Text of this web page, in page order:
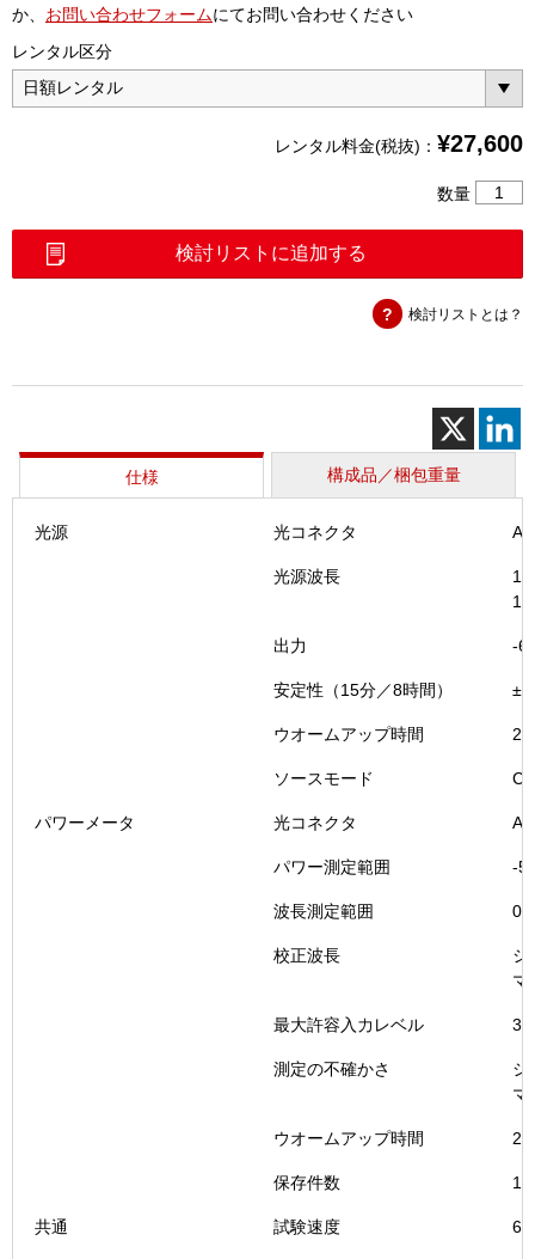
か、 お問い合わせフォームにてお問い合わせください
レンタル区分
レンタル料金(税抜)： ¥27,600
数量
MPO
ス
ッ
ト
検討リストに追加する
検討リストとは？
仕様 構成品／梱包重量
光源 光コネクタ
光源波長
出力 -
安定性（15分／8時間）
ウオームアップ時間 20
ソースモード
パワーメータ 光コネクタ
パワー測定範囲 -
波長測定範囲
校正波長
シ
マ
最大許容入力レベル
測定の不確かさ
シ
マ
ウオームアップ時間 20
保存件数
共通 試験速度 6